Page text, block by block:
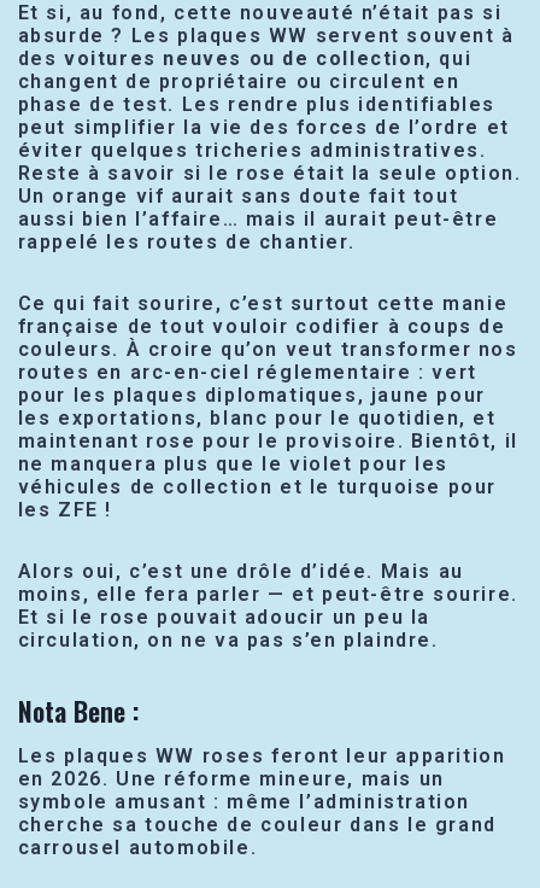
Et si, au fond, cette nouveauté n’était pas si
absurde ? Les plaques WW servent souvent à
des voitures neuves ou de collection, qui
changent de propriétaire ou circulent en
phase de test. Les rendre plus identifiables
peut simplifier la vie des forces de l’ordre et
éviter quelques tricheries administratives.
Reste à savoir si le rose était la seule option.
Un orange vif aurait sans doute fait tout
aussi bien l’affaire… mais il aurait peut-être
rappelé les routes de chantier.
Ce qui fait sourire, c’est surtout cette manie
française de tout vouloir codifier à coups de
couleurs. À croire qu’on veut transformer nos
routes en arc-en-ciel réglementaire : vert
pour les plaques diplomatiques, jaune pour
les exportations, blanc pour le quotidien, et
maintenant rose pour le provisoire. Bientôt, il
ne manquera plus que le violet pour les
véhicules de collection et le turquoise pour
les ZFE !
Alors oui, c’est une drôle d’idée. Mais au
moins, elle fera parler — et peut-être sourire.
Et si le rose pouvait adoucir un peu la
circulation, on ne va pas s’en plaindre.
Nota Bene :
Les plaques WW roses feront leur apparition
en 2026. Une réforme mineure, mais un
symbole amusant : même l’administration
cherche sa touche de couleur dans le grand
carrousel automobile.